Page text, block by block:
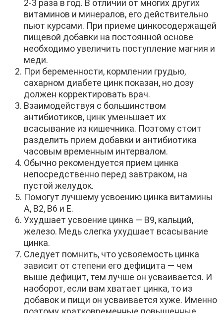
2-3 раза в год. В отличии от многих других
витаминов и минералов, его действительно
пьют курсами. При приеме цинкосодержащей
пищевой добавки на постоянной основе
необходимо увеличить поступление магния и
меди.
При беременности, кормлении грудью,
сахарном диабете цинк показан, но дозу
должен корректировать врач.
Взаимодействуя с большинством
антибиотиков, цинк уменьшает их
всасывание из кишечника. Поэтому стоит
разделить прием добавки и антибиотика
часовым временным интервалом.
Обычно рекомендуется прием цинка
непосредственно перед завтраком, на
пустой желудок.
Помогут лучшему усвоению цинка витамины
А, В2, В6 и Е.
Ухудшает усвоение цинка — В9, кальций,
железо. Медь слегка ухудшает всасывание
цинка.
Следует помнить, что усвояемость цинка
зависит от степени его дефицита — чем
выше дефицит, тем лучше он усваивается. И
наоборот, если вам хватает цинка, то из
добавок и пищи он усваивается хуже. Именно